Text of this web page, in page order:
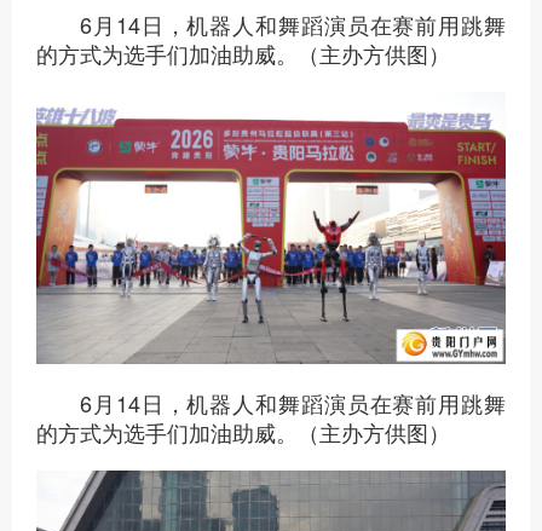
6月14日，机器人和舞蹈演员在赛前用跳舞
的方式为选手们加油助威。（主办方供图）
6月14日，机器人和舞蹈演员在赛前用跳舞
的方式为选手们加油助威。（主办方供图）